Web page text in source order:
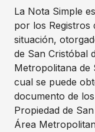
La Nota Simple
por los Registros
situación,
de San Cristóbal
Metropolitana de
cual se puede
documento de
Propiedad de
Área